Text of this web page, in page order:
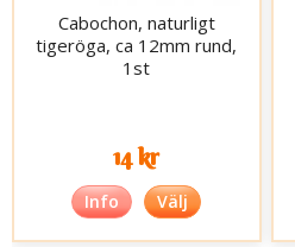
Cabochon, naturligt
tigeröga, ca 12mm rund,
1st
14 kr
Info Välj